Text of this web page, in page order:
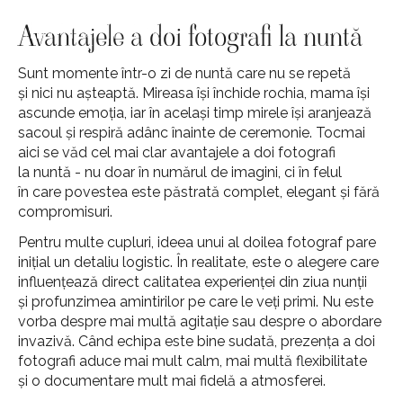
Avantajele a doi fotografi la nuntă
Sunt momente într-o zi de nuntă care nu se repetă
și nici nu așteaptă. Mireasa își închide rochia, mama își
ascunde emoția, iar în același timp mirele își aranjează
sacoul și respiră adânc înainte de ceremonie. Tocmai
aici se văd cel mai clar avantajele a doi fotografi
la nuntă - nu doar în numărul de imagini, ci în felul
în care povestea este păstrată complet, elegant și fără
compromisuri.
Pentru multe cupluri, ideea unui al doilea fotograf pare
inițial un detaliu logistic. În realitate, este o alegere care
influențează direct calitatea experienței din ziua nunții
și profunzimea amintirilor pe care le veți primi. Nu este
vorba despre mai multă agitație sau despre o abordare
invazivă. Când echipa este bine sudată, prezența a doi
fotografi aduce mai mult calm, mai multă flexibilitate
și o documentare mult mai fidelă a atmosferei.